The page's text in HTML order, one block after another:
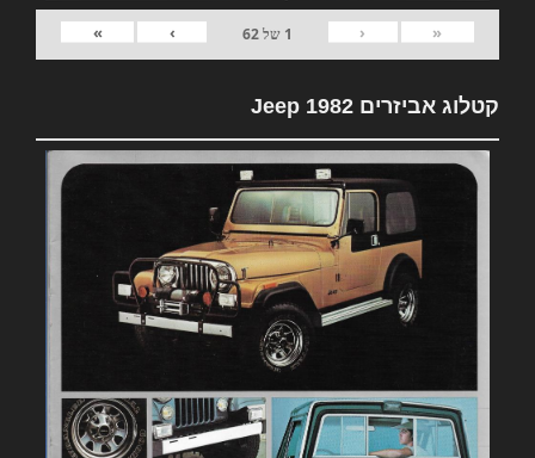
«
‹
1 של62
›
»
קטלוג אביזרים 1982 Jeep